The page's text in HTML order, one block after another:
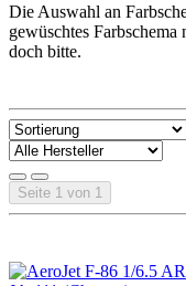
Die Auswahl an
gewüschtes
doch bitte.
Seite 1 von 1